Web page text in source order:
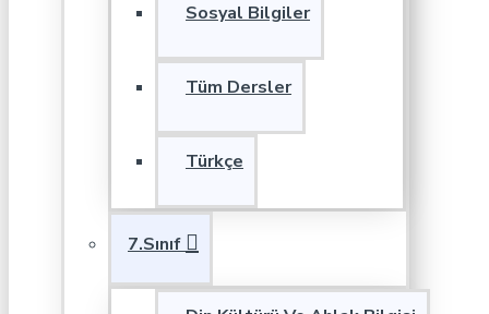
Sosyal Bilgiler
Tüm Dersler
Türkçe
7.Sınıf